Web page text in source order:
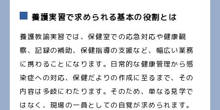
養護実習で求められる基本の役割とは
養護教諭実習では、保健室での応急対応や健康観
察、記録の補助、保健指導の支援など、幅広い業務
に携わることになります。日常的な健康管理から感
染症への対応、保健だよりの作成に至るまで、その
内容は多岐にわたります。そのため、単なる見学で
はなく、現場の一員としての自覚が求められます。